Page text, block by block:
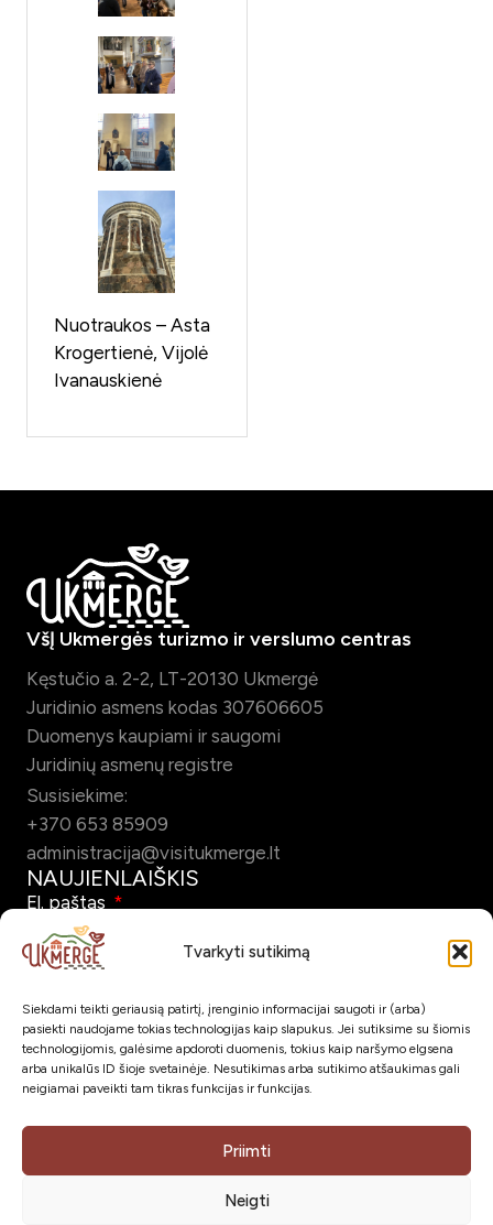
Tvarkyti sutikimą
Siekdami teikti geriausią patirtį, įrenginio informacijai saugoti ir (arba)
pasiekti naudojame tokias technologijas kaip slapukus. Jei sutiksime su šiomis
technologijomis, galėsime apdoroti duomenis, tokius kaip naršymo elgsena
arba unikalūs ID šioje svetainėje. Nesutikimas arba sutikimo atšaukimas gali
neigiamai paveikti tam tikras funkcijas ir funkcijas.
Priimti
Neigti
Nuotraukos – Asta
Krogertienė, Vijolė
Ivanauskienė
VšĮ Ukmergės turizmo ir verslumo centras
Kęstučio a. 2-2, LT-20130 Ukmergė
Juridinio asmens kodas 307606605
Duomenys kaupiami ir saugomi
Juridinių asmenų registre
Susisiekime:
+370 653 85909
administracija@visitukmerge.lt
NAUJIENLAIŠKIS
El. paštas
Pažymėdamas šį laukelį patvirtinu, kad sutinku gauti Ukmergės
turizmo naujienlaiškį el. paštu.
Prenumeruoti
SOC. TINKLAI